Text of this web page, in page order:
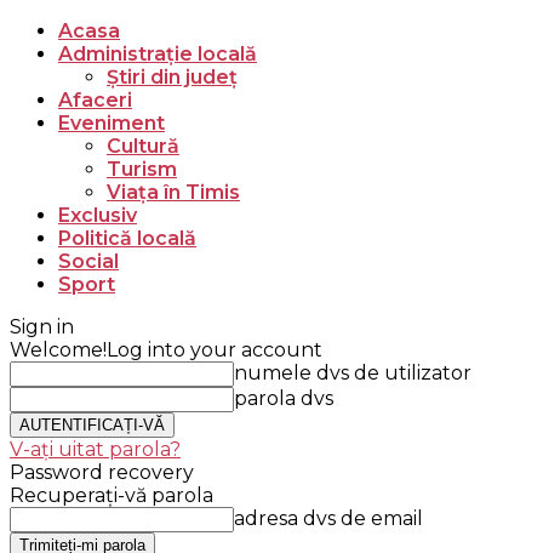
Acasa
Administrație locală
Știri din județ
Afaceri
Eveniment
Cultură
Turism
Viața în Timis
Exclusiv
Politică locală
Social
Sport
Sign in
Welcome!Log into your account
numele dvs de utilizator
parola dvs
V-ați uitat parola?
Password recovery
Recuperați-vă parola
adresa dvs de email